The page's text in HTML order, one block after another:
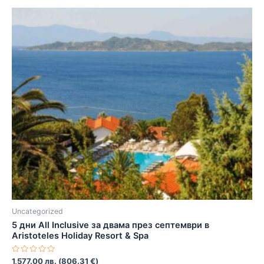
Uncategorized
5 дни All Inclusive за двама през септември в
Aristoteles Holiday Resort & Spa
Оценено
1,577.00лв. (806.31 €)